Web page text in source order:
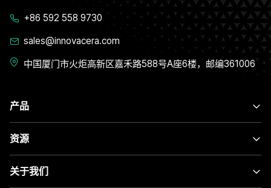
产品
资源
关于我们
+86 592 558 9730
sales@innovacera.com
中国厦门市火炬高新区嘉禾路588号A座6楼，邮编361006